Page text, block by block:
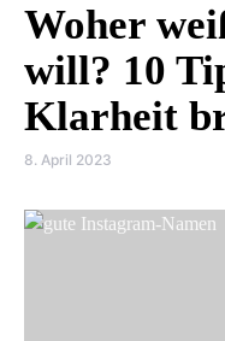
Woher
will? 10
Klarheit
8. April 2023